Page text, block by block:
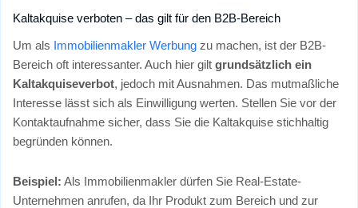
Kaltakquise verboten – das gilt für den B2B-Bereich
Um als Immobilienmakler Werbungzu machen, ist der B2B-
Bereich oft interessanter. Auch hier gilt grundsätzlich ein
Kaltakquiseverbot, jedoch mit Ausnahmen. Das mutmaßliche
Interesse lässt sich als Einwilligung werten. Stellen Sie vor der
Kontaktaufnahme sicher, dass Sie die Kaltakquise stichhaltig
begründen können.
Beispiel: Als Immobilienmakler dürfen Sie Real-Estate-
Unternehmen anrufen, da Ihr Produkt zum Bereich und zur